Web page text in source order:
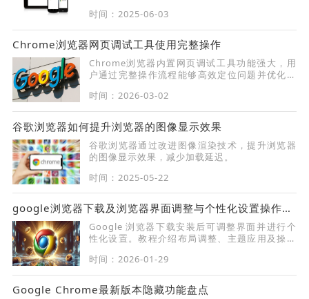
时间：2025-06-03
Chrome浏览器网页调试工具使用完整操作
Chrome浏览器内置网页调试工具功能强大，用
户通过完整操作流程能够高效定位问题并优化页
开发质量。
时间：2026-03-02
谷歌浏览器如何提升浏览器的图像显示效果
谷歌浏览器通过改进图像渲染技术，提升浏览器
的图像显示效果，减少加载延迟。
时间：2025-05-22
google浏览器下载及浏览器界面调整与个性化设置操作技巧
Google 浏览器下载安装后可调整界面并进行个
性化设置。教程介绍布局调整、主题应用及操作
舒适度。
时间：2026-01-29
Google Chrome最新版本隐藏功能盘点